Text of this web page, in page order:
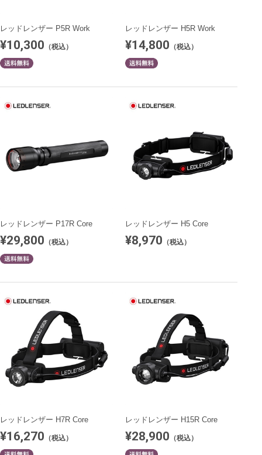
レッドレンザー P5R Work
¥10,300 （税込）
レッドレンザー H5R Work
¥14,800 （税込）
レッドレンザー P17R Core
¥29,800 （税込）
レッドレンザー H5 Core
¥8,970 （税込）
レッドレンザー H7R Core
¥16,270 （税込）
レッドレンザー H15R Core
¥28,900 （税込）